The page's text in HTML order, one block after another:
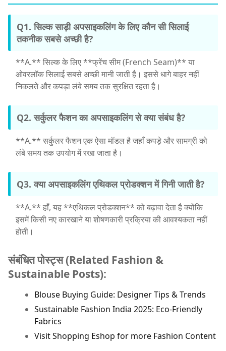
Q1. सिल्क साड़ी अपसाइकलिंग के लिए कौन सी सिलाई
तकनीक सबसे अच्छी है?
**A.** सिल्क के लिए **फ्रेंच सीम (French Seam)** या
ओवरलॉक सिलाई सबसे अच्छी मानी जाती है। इससे धागे बाहर नहीं
निकलते और कपड़ा लंबे समय तक सुरक्षित रहता है।
Q2. सर्कुलर फैशन का अपसाइकलिंग से क्या संबंध है?
**A.** सर्कुलर फैशन एक ऐसा मॉडल है जहाँ कपड़े और सामग्री को
लंबे समय तक उपयोग में रखा जाता है।
Q3. क्या अपसाइकलिंग एथिकल प्रोडक्शन में गिनी जाती है?
**A.** हाँ, यह **एथिकल प्रोडक्शन** को बढ़ावा देता है क्योंकि
इसमें किसी नए कारखाने या शोषणकारी प्रक्रिया की आवश्यकता नहीं
होती।
संबंधित पोस्ट्स (Related Fashion &
Sustainable Posts):
Blouse Buying Guide: Designer Tips & Trends
Sustainable Fashion India 2025: Eco-Friendly
Fabrics
Visit Shopping Eshop for more Fashion Content